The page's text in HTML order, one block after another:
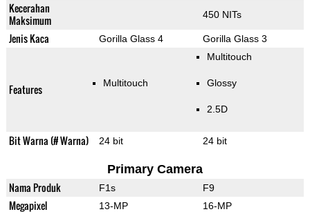
Kecerahan
Maksimum
450 NITs
Jenis Kaca Gorilla Glass 4 Gorilla Glass 3
Features Multitouch
Multitouch
Glossy
2.5D
Bit Warna (# Warna) 24 bit 24 bit
Primary Camera
Nama Produk F1s F9
Megapixel 13-MP 16-MP